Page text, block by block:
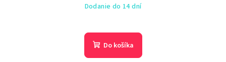
Dodanie do 14 dní
Do košíka